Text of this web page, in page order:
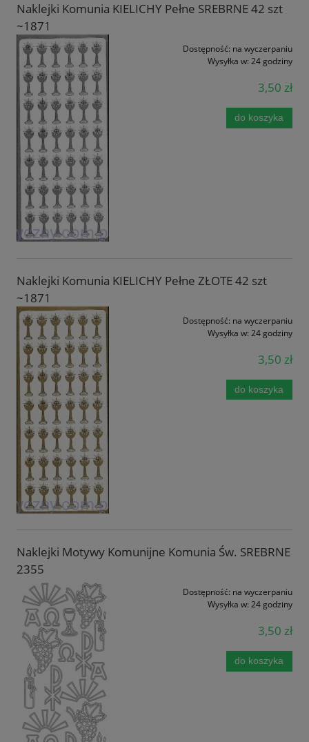
Naklejki Komunia KIELICHY Pełne SREBRNE 42 szt
~1871
Dostępność: na wyczerpaniu
Wysyłka w: 24 godziny
3,50 zł
do koszyka
Naklejki Komunia KIELICHY Pełne ZŁOTE 42 szt
~1871
Dostępność: na wyczerpaniu
Wysyłka w: 24 godziny
3,50 zł
do koszyka
Naklejki Motywy Komunijne Komunia Św. SREBRNE
2355
Dostępność: na wyczerpaniu
Wysyłka w: 24 godziny
3,50 zł
do koszyka